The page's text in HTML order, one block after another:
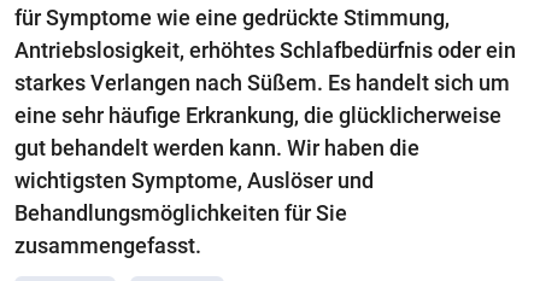
für Symptome wie eine gedrückte Stimmung,
Antriebslosigkeit, erhöhtes Schlafbedürfnis oder ein
starkes Verlangen nach Süßem. Es handelt sich um
eine sehr häufige Erkrankung, die glücklicherweise
gut behandelt werden kann. Wir haben die
wichtigsten Symptome, Auslöser und
Behandlungsmöglichkeiten für Sie
zusammengefasst.